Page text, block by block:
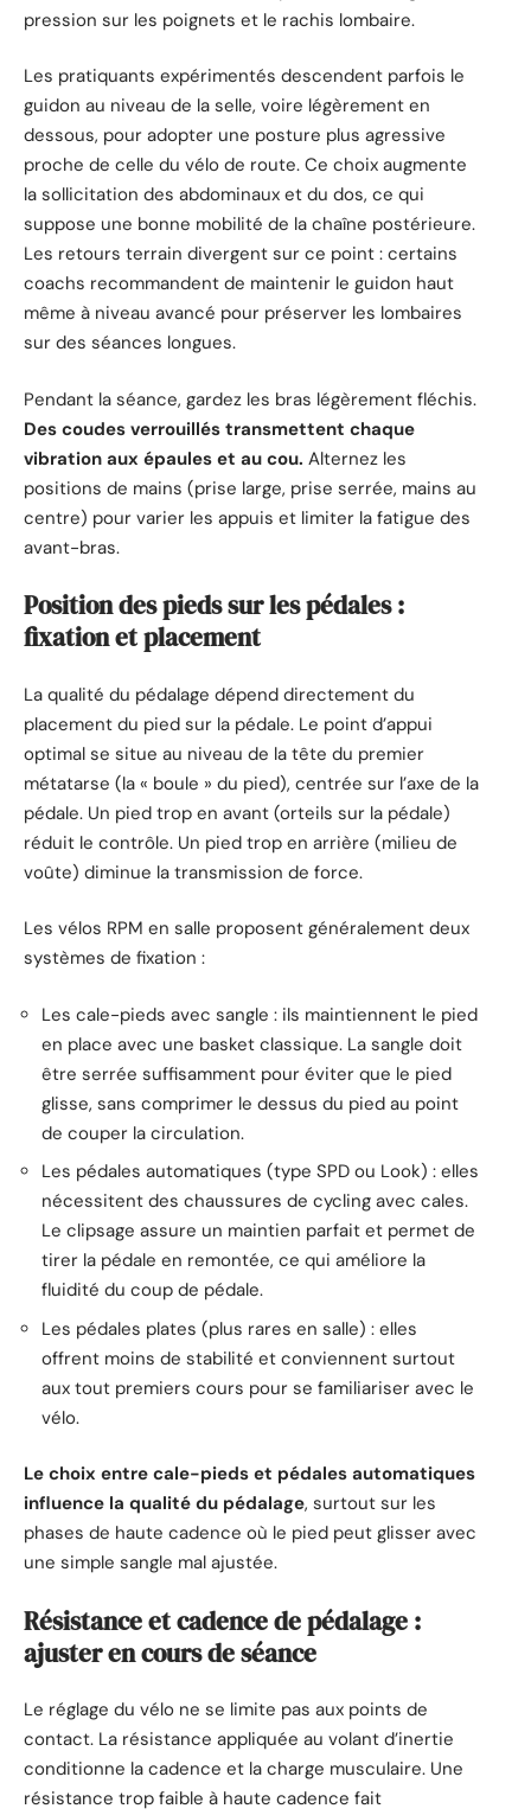
pression sur les poignets et le rachis lombaire.
Les pratiquants expérimentés descendent parfois le
guidon au niveau de la selle, voire légèrement en
dessous, pour adopter une posture plus agressive
proche de celle du vélo de route. Ce choix augmente
la sollicitation des abdominaux et du dos, ce qui
suppose une bonne mobilité de la chaîne postérieure.
Les retours terrain divergent sur ce point : certains
coachs recommandent de maintenir le guidon haut
même à niveau avancé pour préserver les lombaires
sur des séances longues.
Pendant la séance, gardez les bras légèrement fléchis.
Des coudes verrouillés transmettent chaque
vibration aux épaules et au cou. Alternez les
positions de mains (prise large, prise serrée, mains au
centre) pour varier les appuis et limiter la fatigue des
avant-bras.
Position des pieds sur les pédales :
fixation et placement
La qualité du pédalage dépend directement du
placement du pied sur la pédale. Le point d’appui
optimal se situe au niveau de la tête du premier
métatarse (la « boule » du pied), centrée sur l’axe de la
pédale. Un pied trop en avant (orteils sur la pédale)
réduit le contrôle. Un pied trop en arrière (milieu de
voûte) diminue la transmission de force.
Les vélos RPM en salle proposent généralement deux
systèmes de fixation :
Les cale-pieds avec sangle : ils maintiennent le pied
en place avec une basket classique. La sangle doit
être serrée suffisamment pour éviter que le pied
glisse, sans comprimer le dessus du pied au point
de couper la circulation.
Les pédales automatiques (type SPD ou Look) : elles
nécessitent des chaussures de cycling avec cales.
Le clipsage assure un maintien parfait et permet de
tirer la pédale en remontée, ce qui améliore la
fluidité du coup de pédale.
Les pédales plates (plus rares en salle) : elles
offrent moins de stabilité et conviennent surtout
aux tout premiers cours pour se familiariser avec le
vélo.
Le choix entre cale-pieds et pédales automatiques
influence la qualité du pédalage, surtout sur les
phases de haute cadence où le pied peut glisser avec
une simple sangle mal ajustée.
Résistance et cadence de pédalage :
ajuster en cours de séance
Le réglage du vélo ne se limite pas aux points de
contact. La résistance appliquée au volant d’inertie
conditionne la cadence et la charge musculaire. Une
résistance trop faible à haute cadence fait